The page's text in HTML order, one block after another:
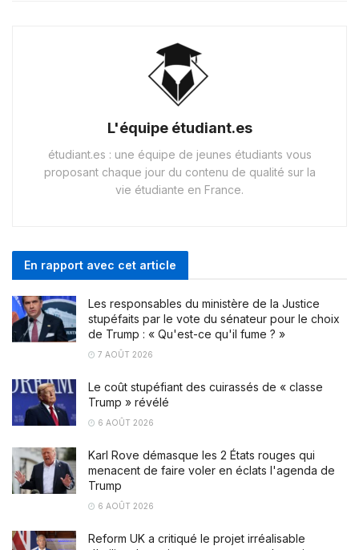
L'équipe étudiant.es
étudiant.es : une équipe de jeunes étudiants vous
proposant chaque jour du contenu de qualité sur la
vie étudiante en France.
En rapport avec cet article
Les responsables du ministère de la Justice
stupéfaits par le vote du sénateur pour le choix
de Trump : « Qu'est-ce qu'il fume ? »
7 AOÛT 2026
Le coût stupéfiant des cuirassés de « classe
Trump » révélé
6 AOÛT 2026
Karl Rove démasque les 2 États rouges qui
menacent de faire voler en éclats l'agenda de
Trump
6 AOÛT 2026
Reform UK a critiqué le projet irréalisable